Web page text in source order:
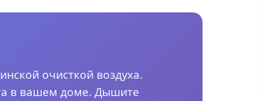
очисткой воздуха.
в вашем доме. Дышите